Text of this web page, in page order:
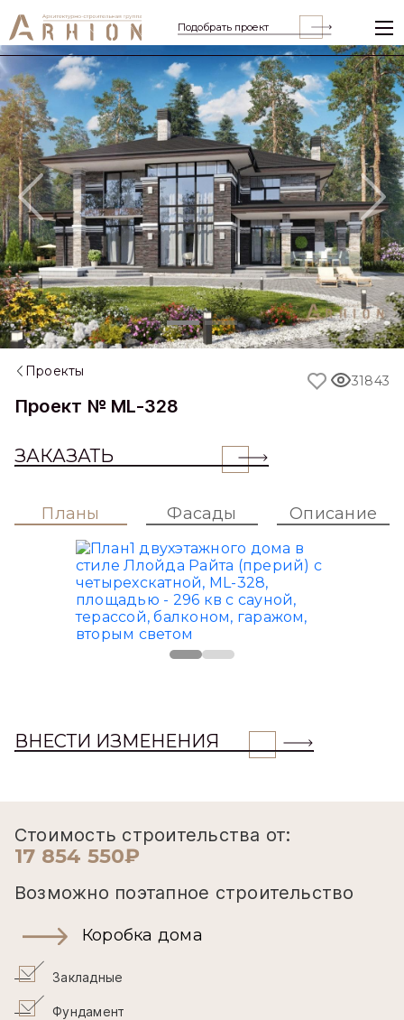
Подобрать проект
Previous
Проекты
Проект № ML-328
ЗАКАЗАТЬ
31843
Планы Фасады Описание
ВНЕСТИ ИЗМЕНЕНИЯ
Стоимость строительства от:
17 854 550₽
Возможно поэтапное строительство
Коробка дома
Закладные
Фундамент